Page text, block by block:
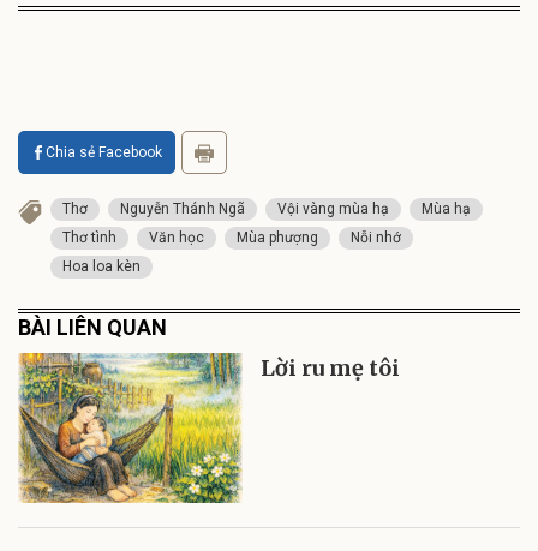
Chia sẻ Facebook
Thơ Nguyễn Thánh Ngã Vội vàng mùa hạ
Mùa hạ
Thơ tình
Văn học Mùa phượng
Nỗi nhớ
Hoa loa kèn
BÀI LIÊN QUAN
Lời ru mẹ tôi